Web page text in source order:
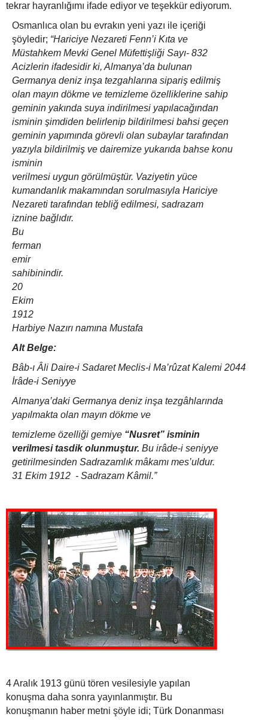
tekrar hayranlığımı ifade ediyor ve teşekkür ediyorum.
Osmanlıca olan bu evrakın yeni yazı ile içeriği
şöyledir; “Hariciye Nezareti Fenn’i Kıta ve
Müstahkem Mevki Genel Müfettişliği Sayı- 832
Acizlerin ifadesidir ki, Almanya’da bulunan
Germanya deniz inşa tezgahlarına sipariş edilmiş
olan mayın dökme ve temizleme özelliklerine sahip
geminin yakında suya indirilmesi yapılacağından
isminin şimdiden belirlenip bildirilmesi bahsi geçen
geminin yapımında görevli olan subaylar tarafından
yazıyla bildirilmiş ve dairemize yukarıda bahse konu
isminin
verilmesi uygun görülmüştür. Vaziyetin yüce
kumandanlık makamından sorulmasıyla Hariciye
Nezareti tarafından tebliğ edilmesi, sadrazam
iznine bağlıdır.
Bu
ferman
emir
sahibinindir.
20
Ekim
1912
Harbiye Nazırı namına Mustafa
Alt Belge:
Bâb-ı Âli Daire-i Sadaret Meclis-i Ma’rûzat Kalemi 2044
İrâde-i Seniyye
Almanya’daki Germanya deniz inşa tezgâhlarında
yapılmakta olan mayın dökme ve
temizleme özelliği gemiye “Nusret” isminin
verilmesi tasdik olunmuştur. Bu irâde-i seniyye
getirilmesinden Sadrazamlık mâkamı mes’uldur.
31 Ekim 1912 - Sadrazam Kâmil.”
4 Aralık 1913 günü tören vesilesiyle yapılan
konuşma daha sonra yayınlanmıştır. Bu
konuşmanın haber metni şöyle idi; Türk Donanması